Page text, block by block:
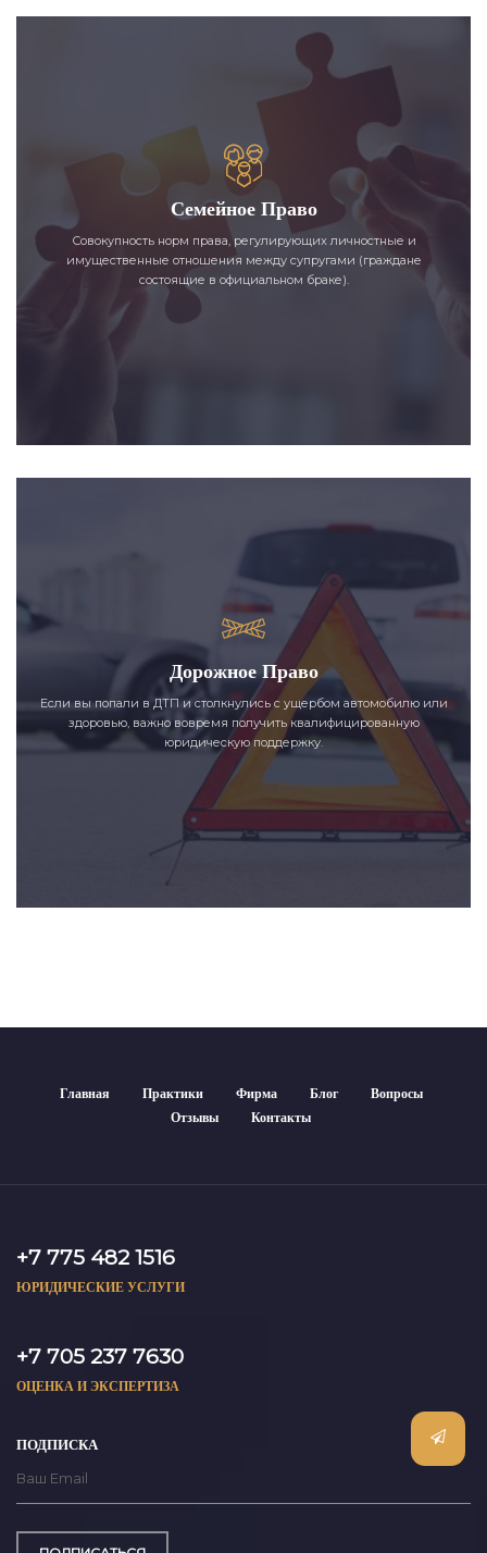
Семейное Право
Совокупность норм права, регулирующих личностные и
имущественные отношения между супругами (граждане
состоящие в официальном браке).
Дорожное Право
Если вы попали в ДТП и столкнулись с ущербом автомобилю или
здоровью, важно вовремя получить квалифицированную
юридическую поддержку.
Главная Практики Фирма Блог
Вопросы
Отзывы
Контакты
+7 775 482 1516
ЮРИДИЧЕСКИЕ УСЛУГИ
+7 705 237 7630
ОЦЕНКА И ЭКСПЕРТИЗА
ПОДПИСКА